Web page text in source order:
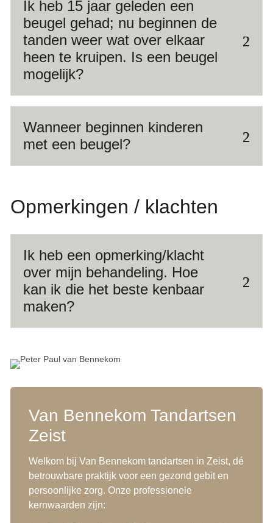
Ik heb 15 jaar geleden een
beugel gehad; nu beginnen de
tanden weer wat over elkaar
heen te kruipen. Is een beugel
mogelijk?
Wanneer beginnen kinderen
met een beugel?
Opmerkingen / klachten
Ik heb een opmerking/klacht
over mijn behandeling. Hoe
kan ik die het beste kenbaar
maken?
Van Bennekom Tandartsen
Zeist
Welkom bij Van Bennekom tandartsen in Zeist, dé
betrouwbare praktijk voor een gezond gebit en
persoonlijke zorg. Onze professionele
kernwaarden zijn: